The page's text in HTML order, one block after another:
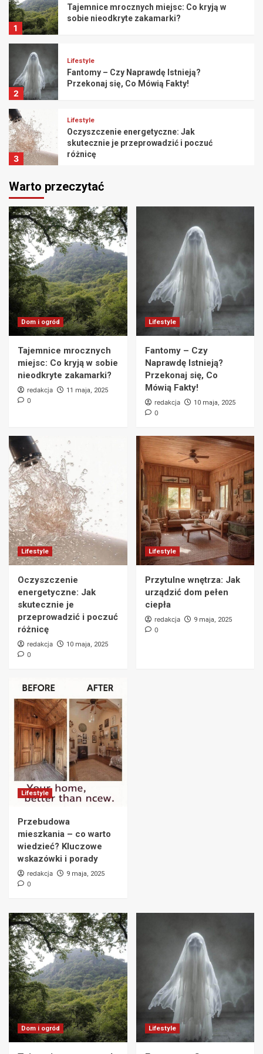
1
Tajemnice mrocznych miejsc: Co kryją w
sobie nieodkryte zakamarki?
2
Lifestyle
Fantomy – Czy Naprawdę Istnieją?
Przekonaj się, Co Mówią Fakty!
3
Lifestyle
Oczyszczenie energetyczne: Jak
skutecznie je przeprowadzić i poczuć
różnicę
4
Lifestyle
ciepła
5
Lifestyle
Przebudowa mieszkania – co warto
wiedzieć? Kluczowe wskazówki i porady
Lifestyle
Sposoby na zmęczenie – Jak odzyskać
Lifestyle
Jak zrobić naturalny kosmetyk w domu – 10
prostych kroków do pielęgnacji bez chemii
1
Dom i ogród
Tajemnice mrocznych miejsc: Co kryją w
sobie nieodkryte zakamarki?
2
Lifestyle
Fantomy – Czy Naprawdę Istnieją?
Przekonaj się, Co Mówią Fakty!
3
Lifestyle
Oczyszczenie energetyczne: Jak
skutecznie je przeprowadzić i poczuć
różnicę
Lifestyle
5
Lifestyle
Przebudowa mieszkania – co warto
wiedzieć? Kluczowe wskazówki i porady
Lifestyle
Sposoby na zmęczenie – Jak odzyskać
energię i czuć się pełnym sił?
7
Lifestyle
Jak zrobić naturalny kosmetyk w domu – 10
Warto przeczytać
Dom i ogród
Tajemnice mrocznych
miejsc: Co kryją w sobie
nieodkryte zakamarki?
redakcja 11 maja, 2025
0
Lifestyle
Fantomy – Czy
Naprawdę Istnieją?
Przekonaj się, Co
Mówią Fakty!
redakcja 10 maja, 2025
0
Lifestyle
Oczyszczenie
energetyczne: Jak
skutecznie je
przeprowadzić i poczuć
różnicę
redakcja 10 maja, 2025
0
Lifestyle
Przytulne wnętrza: Jak
urządzić dom pełen
ciepła
redakcja 9 maja, 2025
0
Lifestyle
Przebudowa
mieszkania – co warto
wiedzieć? Kluczowe
wskazówki i porady
redakcja 9 maja, 2025
0
Dom i ogród Lifestyle